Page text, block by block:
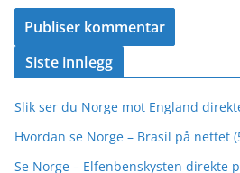
Siste innlegg
Slik ser du Norge mot England
Hvordan se Norge – Brasil på nettet
Se Norge – Elfenbenskysten direkte